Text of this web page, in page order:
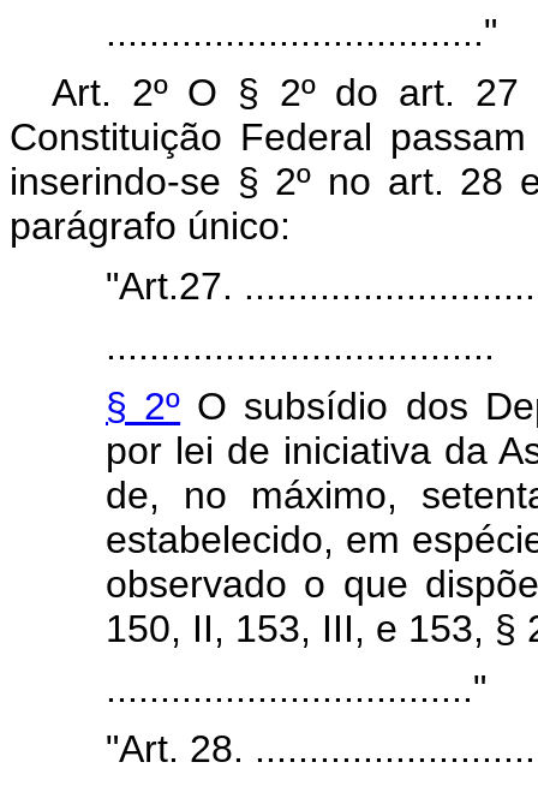
..................................."
Art. 2º O § 2º do art.
Constituição Federal
inserindo-se § 2º no art. 28
parágrafo único:
"Art.27.
....................................
§ 2º O subsídio dos
por lei de iniciativa da
de, no máximo,
estabelecido, em
observado o que
150, II, 153, III, e 153, §
.................................."
"Art. 28.